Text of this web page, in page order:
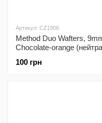
Артикул: CZ1906
Method Duo Wafters,
Chocolate-orange
100 грн